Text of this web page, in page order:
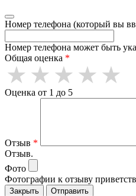
Номер телефона (который вы
Номер телефона может быть
Общая оценка *
Оценка от 1 до 5
Отзыв *
Отзыв.
Фото
Фотографии к отзыву
Закрыть Отправить